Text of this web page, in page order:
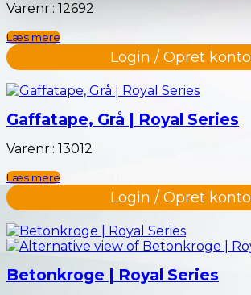
Varenr.: 12692
Læs mere
Login / Opret konto
Gaffatape, Grå | Royal Series
Varenr.: 13012
Læs mere
Login / Opret konto
Betonkroge | Royal Series